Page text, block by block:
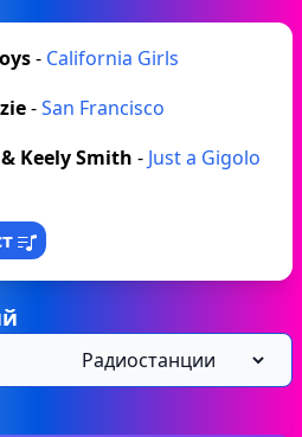
- California Girls
-San Francisco
Keely Smith - Just a Gigolo